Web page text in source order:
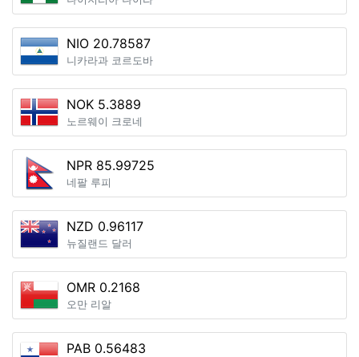
NIO 20.78587
니카라과 코르도바
NOK 5.3889
노르웨이 크로네
NPR 85.99725
네팔 루피
NZD 0.96117
뉴질랜드 달러
OMR 0.2168
오만 리알
PAB 0.56483